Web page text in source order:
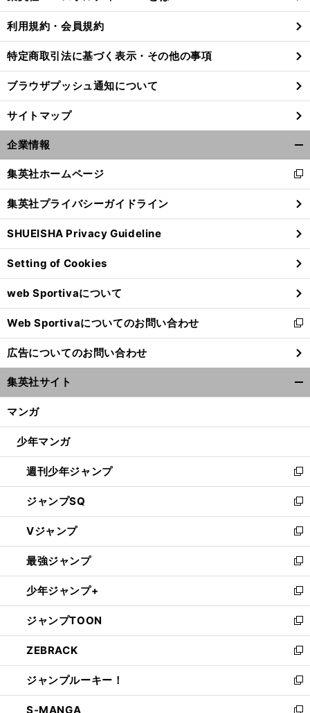
。
降
る
利用規約・会員規約
特定商取引法に基づく表示・その他の事項
ブラウザプッシュ通知について
サイトマップ
企業情報
閉
る
集英社ホームページ
新
し
い
ウ
ィ
ン
ド
ウ
で
開
く
集英社プライバシーガイドライン
SHUEISHA Privacy Guideline
Setting of Cookies
web Sportivaについて
Web Sportivaについてのお問い合わせ
新
し
い
ウ
ィ
ン
ウ
開
く
広告についてのお問い合わせ
集英社サイト
マンガ
少年マンガ
週刊少年ジャンプ
新
し
い
ウ
ィ
ン
ド
ウ
で
開
く
ジャンプSQ
新
し
い
ウ
ィ
ン
ド
ウ
で
開
く
Vジャンプ
新
し
い
ウ
ィ
ン
ド
ウ
で
開
く
最強ジャンプ
新
し
い
ウ
ィ
ン
ド
ウ
で
開
く
少年ジャンプ+
新
し
い
ウ
ィ
ン
ド
ウ
で
ジャンプTOON
新
し
い
ウ
ィ
ン
ZEBRACK
新
し
い
ウ
ジャンプルーキー！
新
し
S-MANGA